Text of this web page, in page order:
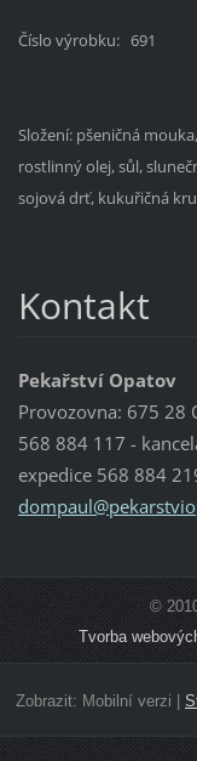
Číslo výrobku: 691
Složení: pšeničná
rostlinný olej, sůl,
sojová drť, kukuřičná
Kontakt
Pekařství Opatov
Provozovna: 675 28
568 884 117 -
expedice 568 884
©
Tvorba
Zobrazit: Mobilní verzi